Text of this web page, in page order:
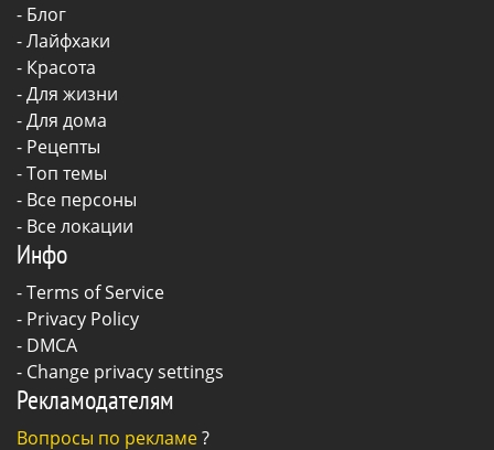
- Блог
-Лайфхаки
- Красота
-Для жизни
-Для дома
- Рецепты
- Топ темы
- Все персоны
- Все локации
Инфо
-Terms of Service
- Privacy Policy
- DMCA
- Change privacy settings
Рекламодателям
Вопросы по рекламе?